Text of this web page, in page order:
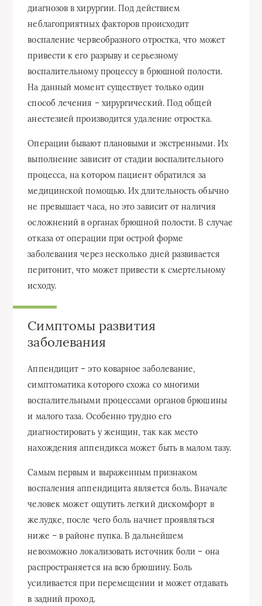
диагнозов в хирургии. Под действием
неблагоприятных факторов происходит
воспаление червеобразного отростка, что может
привести к его разрыву и серьезному
воспалительному процессу в брюшной полости.
На данный момент существует только один
способ лечения – хирургический. Под общей
анестезией производится удаление отростка.
Операции бывают плановыми и экстренными. Их
выполнение зависит от стадии воспалительного
процесса, на котором пациент обратился за
медицинской помощью. Их длительность обычно
не превышает часа, но это зависит от наличия
осложнений в органах брюшной полости. В случае
отказа от операции при острой форме
заболевания через несколько дней развивается
перитонит, что может привести к смертельному
исходу.
Симптомы развития
заболевания
Аппендицит – это коварное заболевание,
симптоматика которого схожа со многими
воспалительными процессами органов брюшины
и малого таза. Особенно трудно его
диагностировать у женщин, так как место
нахождения аппендикса может быть в малом тазу.
Самым первым и выраженным признаком
воспаления аппендицита является боль. Вначале
человек может ощутить легкий дискомфорт в
желудке, после чего боль начнет проявляться
ниже – в районе пупка. В дальнейшем
невозможно локализовать источник боли – она
распространяется на всю брюшину. Боль
усиливается при перемещении и может отдавать
в задний проход.